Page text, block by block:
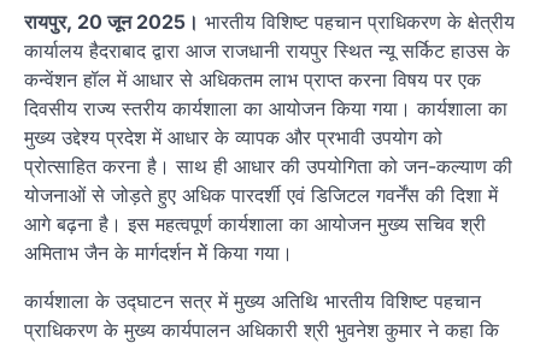
रायपुर, 20 जून 2025। भारतीय विशिष्ट पहचान प्राधिकरण के क्षेत्रीय
कार्यालय हैदराबाद द्वारा आज राजधानी रायपुर स्थित न्यू सर्किट हाउस के
कन्वेंशन हॉल में आधार से अधिकतम लाभ प्राप्त करना विषय पर एक
दिवसीय राज्य स्तरीय कार्यशाला का आयोजन किया गया। कार्यशाला का
मुख्य उद्देश्य प्रदेश में आधार के व्यापक और प्रभावी उपयोग को
प्रोत्साहित करना है। साथ ही आधार की उपयोगिता को जन-कल्याण की
योजनाओं से जोड़ते हुए अधिक पारदर्शी एवं डिजिटल गवर्नेंस की दिशा में
आगे बढ़ना है। इस महत्वपूर्ण कार्यशाला का आयोजन मुख्य सचिव श्री
अमिताभ जैन के मार्गदर्शन मेें किया गया।
कार्यशाला के उद्घाटन सत्र में मुख्य अतिथि भारतीय विशिष्ट पहचान
प्राधिकरण के मुख्य कार्यपालन अधिकारी श्री भुवनेश कुमार ने कहा कि